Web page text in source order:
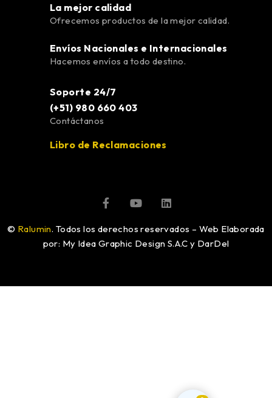
La mejor calidad
Ofrecemos productos de la mejor calidad.
Envíos Nacionales e Internacionales
Hacemos envíos a todo destino.
Soporte 24/7
(+51) 980 660 403
Contáctanos
Libro de Reclamaciones
© Ralumin. Todos los derechos reservados – Web Elaborada
por: My Idea Graphic Design S.A.C y DarDel